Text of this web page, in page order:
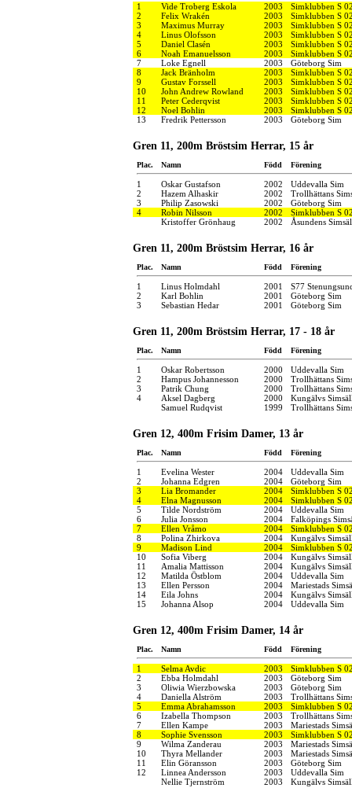
1 Vide Troberg Eskola 2003
Simklubben S
2
Felix Wrakén 2003
Simklubben S
3
Maximus Murray 2003
Simklubben S
4
Linus Olofsson 2003
Simklubben S
5
Daniel Clasén 2003
Simklubben S
6
Noah Emanuelsson 2003
Simklubben S
7
Loke Egnell 2003
Göteborg Sim
8
Jack Bränholm 2003
Simklubben S
9
Gustav Forssell 2003
Simklubben S
10
John Andrew Rowland 2003
Simklubben S
11
Peter Cederqvist 2003
Simklubben S
12
Noel Bohlin 2003
Simklubben S
13
Fredrik Pettersson 2003 Göteborg Sim
Gren 11, 200m Bröstsim Herrar, 15 år
Plac. Namn Född Förening
1 Oskar Gustafson 2002
Uddevalla Sim
2
Hazem Alhaskir 2002
Trollhättans
3
Philip Zasowski 2002
Göteborg Sim
4
Robin Nilsson 2002
Simklubben S
Kristoffer Grönhaug
2002 Åsundens
Gren 11, 200m Bröstsim Herrar, 16 år
Plac. Namn Född Förening
1 Linus Holmdahl 2001
S77
2
Karl Bohlin 2001
Göteborg Sim
3
Sebastian Hedar 2001 Göteborg Sim
Gren 11, 200m Bröstsim Herrar, 17 - 18 år
Plac. Namn Född Förening
1 Oskar Robertsson 2000
Uddevalla Sim
2
Hampus Johannesson 2000
Trollhättans
3
Patrik Chung 2000
Trollhättans
4
Aksel Dagberg 2000
Kungälvs
Samuel Rudqvist
1999 Trollhättans
Gren 12, 400m Frisim Damer, 13 år
Plac. Namn Född Förening
1 Evelina Wester 2004
Uddevalla Sim
2
Johanna Edgren 2004
Göteborg Sim
3
Lia Bromander 2004
Simklubben S
4
Elna Magnusson 2004
Simklubben S
5
Tilde Nordström 2004
Uddevalla Sim
6
Julia Jonsson 2004
Falköpings
7
Ellen Vråmo 2004
Simklubben S
8
Polina Zhirkova 2004
Kungälvs
9
Madison Lind 2004
Simklubben S
10
Sofia Viberg 2004
Kungälvs
11
Amalia Mattisson 2004
Kungälvs
12
Matilda Östblom 2004
Uddevalla Sim
13
Ellen Persson 2004
Mariestads
14
Eila Johns 2004
Kungälvs
15
Johanna Alsop 2004 Uddevalla Sim
Gren 12, 400m Frisim Damer, 14 år
Plac. Namn Född Förening
1 Selma Avdic 2003
Simklubben S
2
Ebba Holmdahl 2003
Göteborg Sim
3
Oliwia Wierzbowska 2003
Göteborg Sim
4
Daniella Alström 2003
Trollhättans
5
Emma Abrahamsson 2003
Simklubben S
6
Izabella Thompson 2003
Trollhättans
7
Ellen Kampe 2003
Mariestads
8
Sophie Svensson 2003
Simklubben S
9
Wilma Zanderau 2003
Mariestads
10
Thyra Mellander 2003
Mariestads
11
Elin Göransson 2003
Göteborg Sim
12
Linnea Andersson 2003
Uddevalla Sim
Nellie Tjernström
2003 Kungälvs